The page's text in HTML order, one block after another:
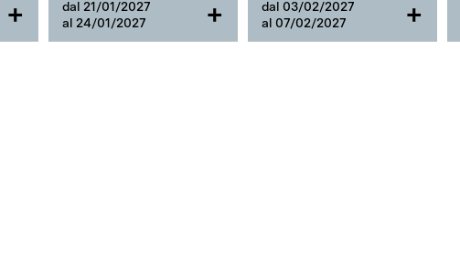
+
dal 21/01/2027
al 24/01/2027
+
dal 03/02/2027
al 07/02/2027
+